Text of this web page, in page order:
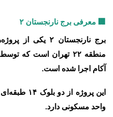
🏢 معرفی برج نارنجستان ۲
برج نارنجستان ۲ یکی از پروژه‌های مسکونی محله
منطقه ۲۲ تهران
است که
آکام اجرا شده است.
این پروژه از دو بلوک ۱۴ طبقه‌ای
واحد مسکونی دارد.